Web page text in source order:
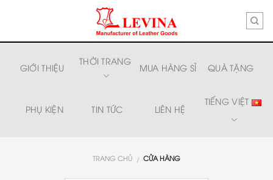
GIỚI THIỆU
THỜI TRANG
MUA HÀNG SỈ QUÀ TẶNG
PHỤ KIỆN TIN TỨC LIÊN HỆ
TIẾNG VIỆT
TRANG CHỦ / CỬA HÀNG